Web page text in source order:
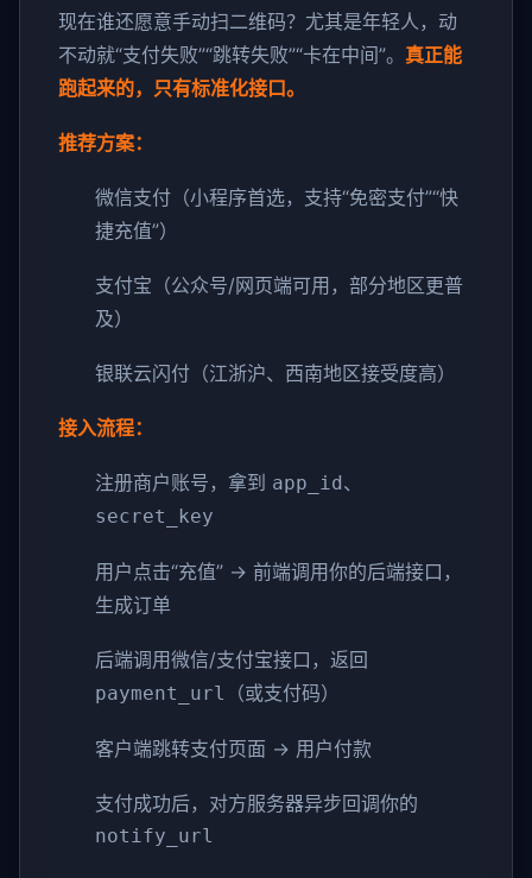
现在谁还愿意手动扫二维码？尤其是年轻人，动
不动就“支付失败”“跳转失败”“卡在中间”。 真正能
跑起来的，只有标准化接口。
推荐方案：
微信支付（小程序首选，支持“免密支付”“快
捷充值”）
支付宝（公众号/网页端可用，部分地区更普
及）
银联云闪付（江浙沪、西南地区接受度高）
接入流程：
注册商户账号，拿到 app_id、
secret_key
用户点击“充值” → 前端调用你的后端接口，
生成订单
后端调用微信/支付宝接口，返回
payment_url （或支付码）
客户端跳转支付页面 → 用户付款
支付成功后，对方服务器异步回调你的
notify_url